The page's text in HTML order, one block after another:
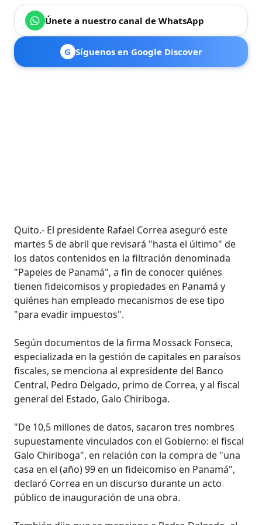
Únete a nuestro canal de WhatsApp
G Síguenos en Google Discover
Quito.- El presidente Rafael Correa aseguró este
martes 5 de abril que revisará "hasta el último" de
los datos contenidos en la filtración denominada
"Papeles de Panamá", a fin de conocer quiénes
tienen fideicomisos y propiedades en Panamá y
quiénes han empleado mecanismos de ese tipo
"para evadir impuestos".
Según documentos de la firma Mossack Fonseca,
especializada en la gestión de capitales en paraísos
fiscales, se menciona al expresidente del Banco
Central, Pedro Delgado, primo de Correa, y al fiscal
general del Estado, Galo Chiriboga.
"De 10,5 millones de datos, sacaron tres nombres
supuestamente vinculados con el Gobierno: el fiscal
Galo Chiriboga", en relación con la compra de "una
casa en el (año) 99 en un fideicomiso en Panamá",
declaró Correa en un discurso durante un acto
público de inauguración de una obra.